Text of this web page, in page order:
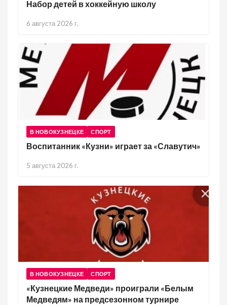
Набор детей в хоккейную школу
6 августа 2026 г.
В НОВОКУЗНЕЦКЕ СПОРТ
Воспитанник «Кузни» играет за «Славутич»
5 августа 2026 г.
В НОВОКУЗНЕЦКЕ СПОРТ
«Кузнецкие Медведи» проиграли «Белым
Медведям» на предсезонном турнире